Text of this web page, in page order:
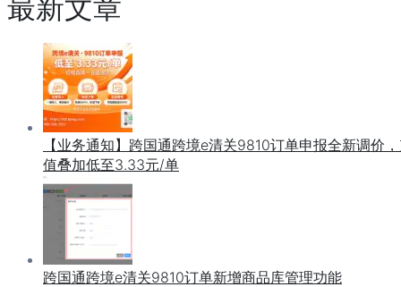
最新文章
【业务通知】跨国通跨境e清关9810订单申报全新调价
值叠加低至3.33元/单
跨国通跨境e清关9810订单新增商品库管理功能